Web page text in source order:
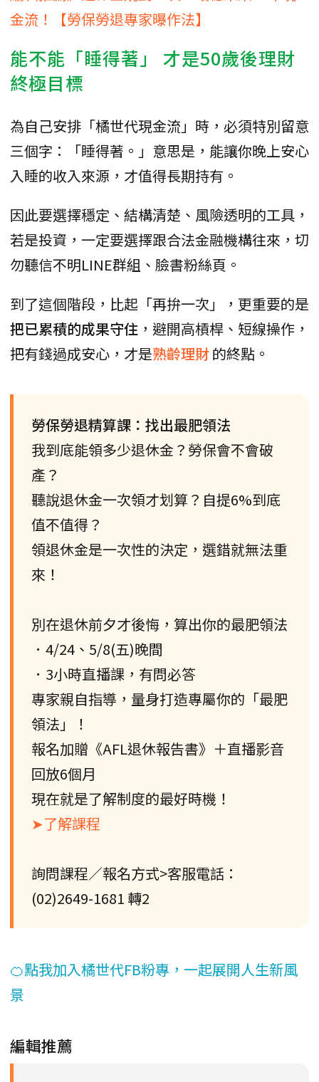
金流！【勞保勞退專家曝作法】
能不能「睡得著」 才是50歲後理財
終極目標
為自己安排「橘世代現金流」時，必須特別留意
三個字：「睡得著。」意思是，能讓你晚上安心
入睡的收入來源，才值得長期持有。
因此要選擇穩定、結構清楚、風險透明的工具，
若是投資，一定要選擇跟合法金融機構往來，切
勿聽信不明LINE群組、臉書粉絲頁。
到了這個階段，比起「再拚一次」，更重要的是
把已累積的成果守住 ，避開高槓桿、短線操作，
把有錢過成安心，才是熟齡理財的終點。
勞保勞退精算課：找出最肥領法
我到底能領多少退休金？勞保會不會破
產？
聽說退休金一次領才划算？自提6%到底
值不值得？
領退休金是一次性的決定，選錯就無法重
來！
別在退休前夕才後悔，算出你的最肥領法
．4/24、5/8(五)晚間
．3小時直播課，有問必答
專家親自指導，量身打造專屬你的「最肥
領法」！
報名加贈《AFL退休報告書》＋直播影音
回放6個月
現在就是了解制度的最好時機！
➤了解課程
詢問課程／報名方式>客服電話：
(02)2649-1681 轉2
🍊點我加入橘世代FB粉專，一起展開人生新風
景
編輯推薦